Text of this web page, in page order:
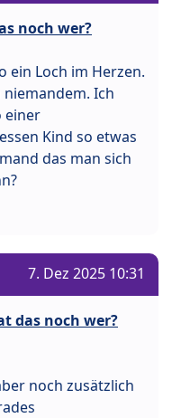
noch wer?
ein Loch im Herzen.
Ich
einer
Kind so etwas
das man sich
7. Dez 2025 10:31
das noch wer?
noch zusätzlich